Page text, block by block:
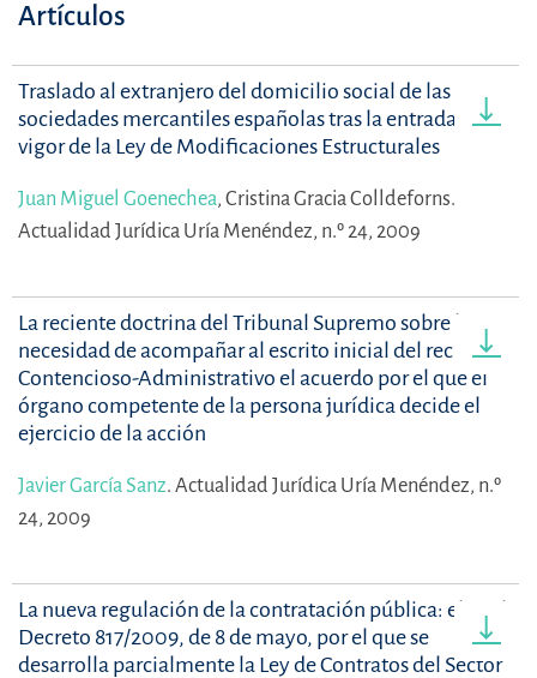
Artículos
Traslado al extranjero del domicilio social de las
sociedades mercantiles españolas tras la entrada en
vigor de la Ley de Modificaciones Estructurales
Juan Miguel Goenechea, Cristina Gracia Colldeforns.
Actualidad Jurídica Uría Menéndez, n.º 24, 2009
La reciente doctrina del Tribunal Supremo sobre la
necesidad de acompañar al escrito inicial del recurso
Contencioso-Administrativo el acuerdo por el que el
órgano competente de la persona jurídica decide el
ejercicio de la acción
Javier García Sanz. Actualidad Jurídica Uría Menéndez, n.º
24, 2009
La nueva regulación de la contratación pública: el Real
Decreto 817/2009, de 8 de mayo, por el que se
desarrolla parcialmente la Ley de Contratos del Sector